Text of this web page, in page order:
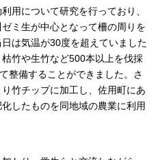
用について研究を行っており、
ミ生が中心となって柵の周りを
は気温が30度を超えていました
竹や生竹など500本以上を伐採
整備することができました。さ
竹チップに加工し、佐用町にあ
したものを同地域の農業に利用